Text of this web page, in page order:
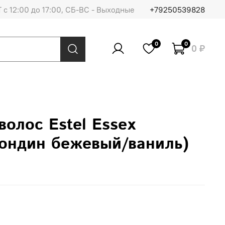
12:00 до 17:00, СБ-ВС - Выходные +79250539828
0 0 0 ₽
Estel Essex
бежевый/ваниль)